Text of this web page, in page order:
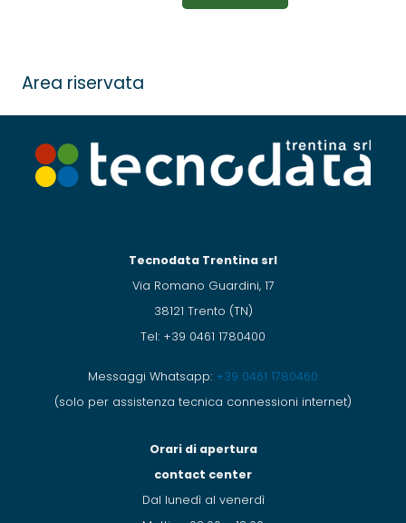
Area riservata
Tecnodata Trentina srl
Via Romano Guardini, 17
38121 Trento (TN)
Tel: +39 0461 1780400
Messaggi Whatsapp: +39 0461 1780460
(solo per assistenza tecnica connessioni internet)
Orari di apertura
contact center
Dal lunedì al venerdì